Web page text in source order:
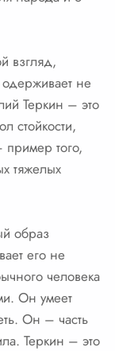
взгляд,
не
Теркин – это
стойкости,
того,
тяжелых
образ
его не
человека
Он умеет
Он – часть
Теркин – это